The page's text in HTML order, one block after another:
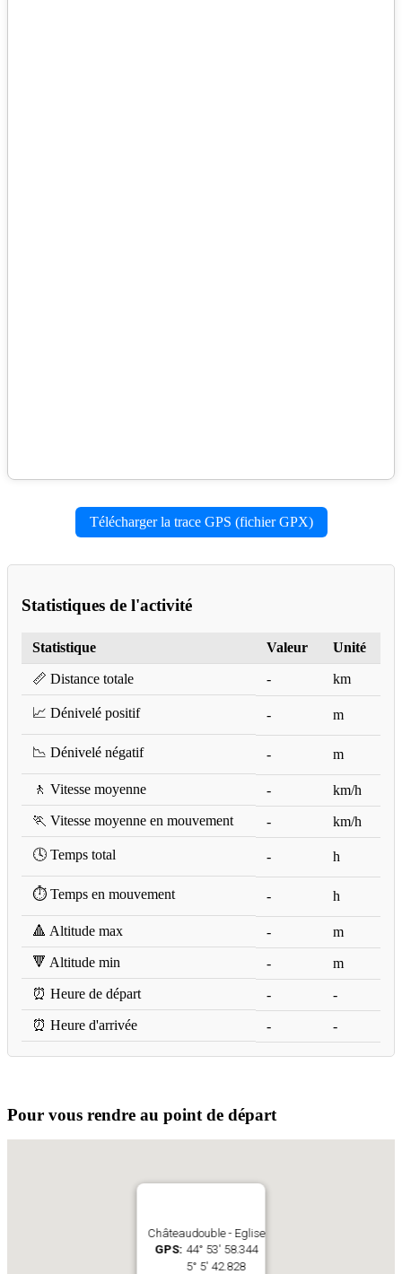
Télécharger la trace GPS (fichier GPX)
Statistiques de l'activité
Statistique Valeur Unité
📏 Distance totale - km
📈 Dénivelé positif - m
📉 Dénivelé négatif - m
🚶 Vitesse moyenne -
km/h
🏃 Vitesse moyenne en mouvement
- km/h
🕓 Temps total - h
⏱️ Temps en mouvement - h
🔺 Altitude max -
m
🔻 Altitude min
-
m
⏰ Heure de départ
-
-
⏰ Heure d'arrivée
- -
Pour vous rendre au point de départ
Châteaudouble - Eglise
GPS: 44° 53' 58.344
5° 5' 42.828